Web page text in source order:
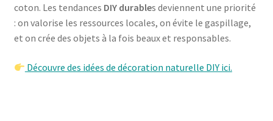
coton. Les tendances DIY durables deviennent une priorité
: on valorise les ressources locales, on évite le gaspillage,
et on crée des objets à la fois beaux et responsables.
Découvre des idées de décoration naturelle DIY ici.